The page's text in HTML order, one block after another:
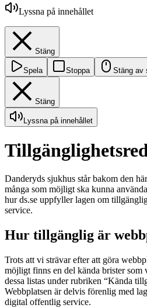
Lyssna på innehållet
Stäng
Spela Stoppa Stäng av
Stäng
Lyssna på innehållet
Danderyds sjukhus står bakom den
många som möjligt ska kunna
hur ds.se uppfyller lagen om
service.
Hur tillgänglig är
Trots att vi strävar efter att göra
möjligt finns en del kända brister som
dessa listas under rubriken “Kända
Webbplatsen är delvis förenlig med
digital offentlig service.